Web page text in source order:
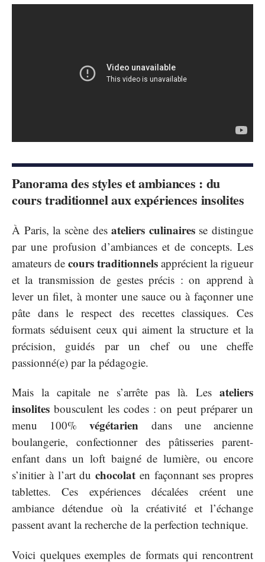
Panorama des styles et ambiances : du
cours traditionnel aux expériences insolites
À Paris, la scène desateliers culinairesse distingue
par une profusion d’ambiances et de concepts. Les
amateurs de cours traditionnels apprécient la rigueur
et la transmission de gestes précis : on apprend à
lever un filet, à monter une sauce ou à façonner une
pâte dans le respect des recettes classiques. Ces
formats séduisent ceux qui aiment la structure et la
précision, guidés par un chef ou une cheffe
passionné(e) par la pédagogie.
Mais la capitale ne s’arrête pas là. Les ateliers
insolites bousculent les codes : on peut préparer un
menu 100%végétarien dans une ancienne
boulangerie, confectionner des pâtisseries parent-
enfant dans un loft baigné de lumière, ou encore
s’initier à l’art du chocolat en façonnant ses propres
tablettes. Ces expériences décalées créent une
ambiance détendue où la créativité et l’échange
passent avant la recherche de la perfection technique.
Voici quelques exemples de formats qui rencontrent